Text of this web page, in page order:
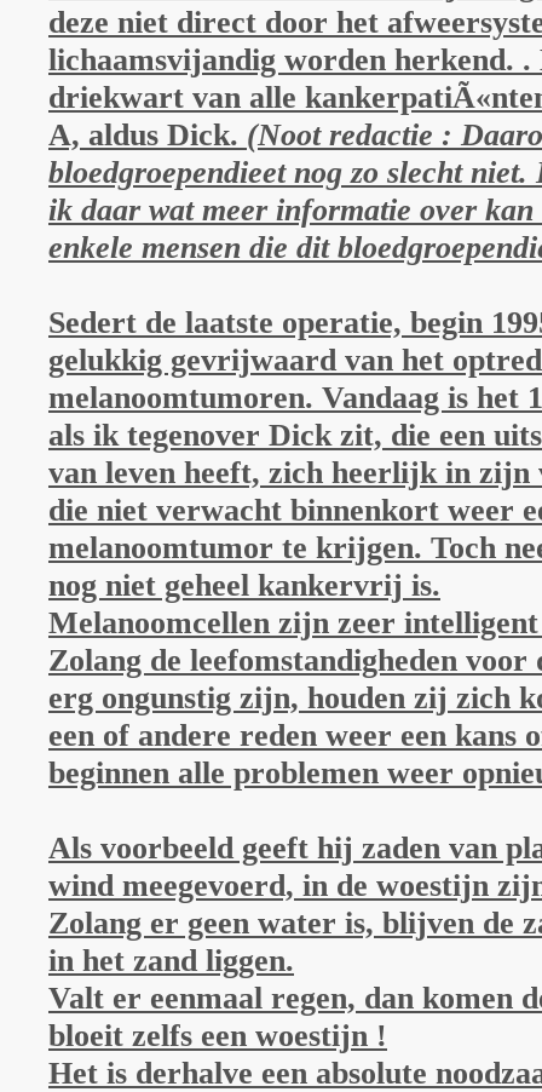
deze niet direct door het
lichaamsvijandig worden herkend. .
driekwart van alle
A, aldus Dick. (Noot redactie :
bloedgroependieet nog zo slecht
ik daar wat meer informatie over
enkele mensen die dit
Sedert de laatste operatie, begin
gelukkig gevrijwaard van het
melanoomtumoren. Vandaag is het
als ik tegenover Dick zit, die een
van leven heeft, zich heerlijk in zijn
die niet verwacht binnenkort weer
melanoomtumor te krijgen. Toch
nog niet geheel kankervrij is.
Melanoomcellen zijn zeer
Zolang de leefomstandigheden voor
erg ongunstig zijn, houden zij zich
een of andere reden weer een kans
beginnen alle problemen weer
Als voorbeeld geeft hij zaden van
wind meegevoerd, in de woestijn
Zolang er geen water is, blijven de
in het zand liggen.
Valt er eenmaal regen, dan komen
bloeit zelfs een woestijn !
Het is derhalve een absolute